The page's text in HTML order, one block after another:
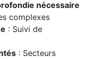
nécessaire
complexes
: Suivi de
: Secteurs